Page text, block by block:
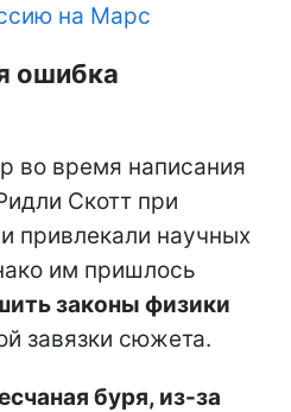
на Марс
ошибка
во время написания
Скотт при
привлекали научных
им пришлось
законы физики
завязки сюжета.
буря, из-за